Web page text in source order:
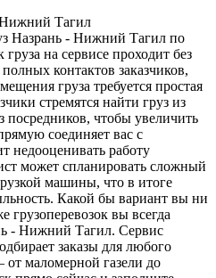
Тагил
Назрань - Нижний Тагил по
на сервисе проходит без
контактов заказчиков,
груза требуется простая
стремятся найти груз из
чтобы увеличить
соединяет вас с
недооценивать работу
может спланировать сложный
машины, что в итоге
Какой бы вариант вы ни
вы всегда
- Нижний Тагил. Сервис
заказы для любого
от маломерной газели до